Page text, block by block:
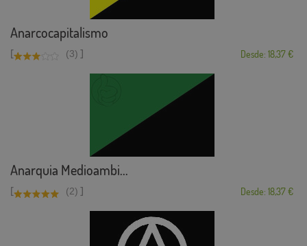
Anarcocapitalismo
[ (3) ] Desde: 18,37 €
Anarquia Medioambi...
[ (2) ] Desde: 18,37 €